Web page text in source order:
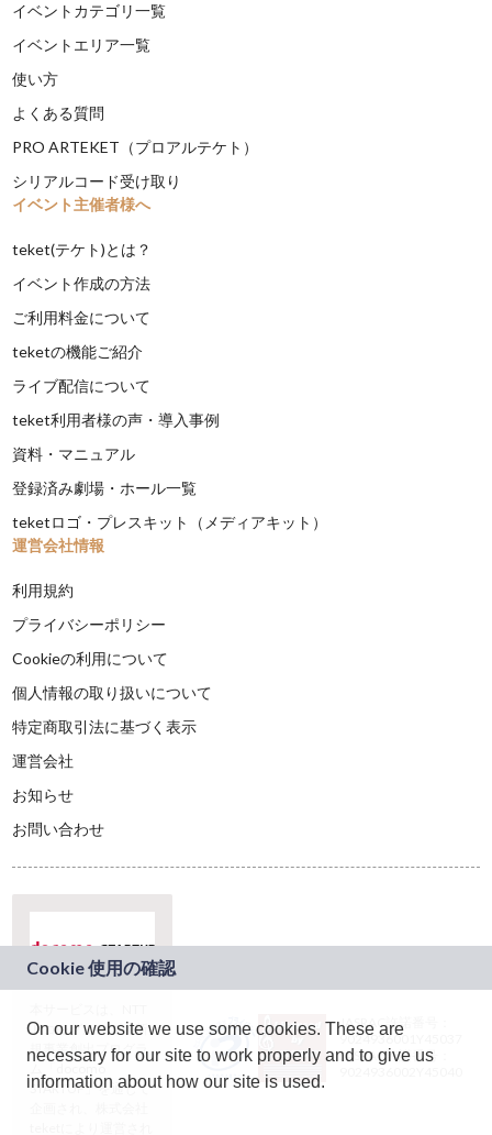
イベントカテゴリ一覧
イベントエリア一覧
使い方
よくある質問
PRO ARTEKET（プロアルテケト）
シリアルコード受け取り
イベント主催者様へ
teket(テケト)とは？
イベント作成の方法
ご利用料金について
teketの機能ご紹介
ライブ配信について
teket利用者様の声・導入事例
資料・マニュアル
登録済み劇場・ホール一覧
teketロゴ・プレスキット（メディアキット）
運営会社情報
利用規約
プライバシーポリシー
Cookieの利用について
個人情報の取り扱いについて
特定商取引法に基づく表示
運営会社
お知らせ
お問い合わせ
ドコモグループの新
規事業創出プログラ
ム「docomo
STARTUP」を通じて
JASRAC許諾番号：
9024936001Y45037
JASRAC許諾番号：
On our website we use some cookies. These are
necessary for our site to work properly and to give us
information about how our site is used.